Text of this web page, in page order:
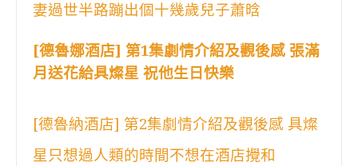
妻過世半路蹦出個十幾歲兒子蕭晗
[德魯娜酒店] 第1集劇情介紹及觀後感 張滿
月送花給具燦星 祝他生日快樂
[德魯納酒店] 第2集劇情介紹及觀後感 具燦
星只想過人類的時間不想在酒店攪和